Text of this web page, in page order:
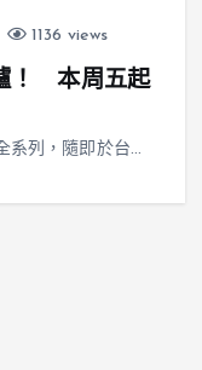
1136 views
！ 本周五起
系列，隨即於台…